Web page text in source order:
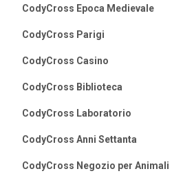
CodyCross Epoca Medievale
CodyCross Parigi
CodyCross Casino
CodyCross Biblioteca
CodyCross Laboratorio
CodyCross Anni Settanta
CodyCross Negozio per Animali